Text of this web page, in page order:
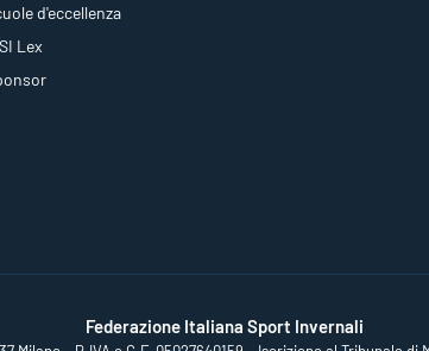
d'eccellenza
Lex
Federazione Italiana Sport Invernali